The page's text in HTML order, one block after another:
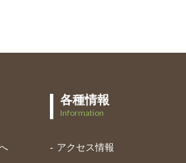
各種情報
Information
アクセス情報